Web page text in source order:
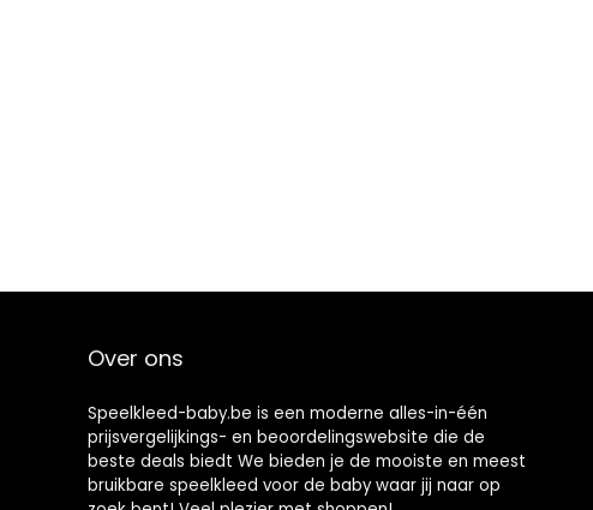
Over ons
Speelkleed-baby.be is een moderne alles-in-één
prijsvergelijkings- en beoordelingswebsite die de
beste deals biedt We bieden je de mooiste en meest
bruikbare speelkleed voor de baby waar jij naar op